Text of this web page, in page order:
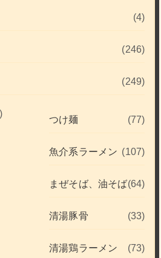
(4)
(246)
(249)
つけ麺 (77)
魚介系ラーメン (107)
まぜそば、油そば(64)
清湯豚骨 (33)
清湯鶏ラーメン (73)